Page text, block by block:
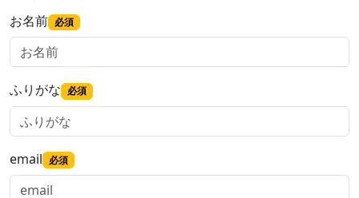
お名前 必須
ふりがな 必須
email 必須